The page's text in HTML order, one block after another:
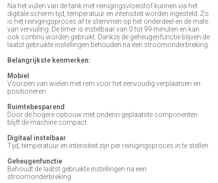
Na het vullen van de tank met reinigingsvloeistof kunnen via het
digitale scherm tijd, temperatuur en intensiteit worden ingesteld. Zo
is het reinigingsproces af te stemmen op het onderdeel en de mate
van vervuiling. De timer is instelbaar van 0 tot 99 minuten en kan
ook continu worden gebruikt. Dankzij de geheugenfunctie blijven de
laatst gebruikte instellingen behouden na een stroomonderbreking.
Belangrijkste kenmerken:
Mobiel
Voorzien van wielen met rem voor het eenvoudig verplaatsen en
positioneren.
Ruimtebesparend
Door de hogere opbouw met onderin geplaatste componenten
blijft de machine compact.
Digitaal instelbaar
Tijd, temperatuur en intensiteit zijn per reinigingsproces in te stellen.
Geheugenfunctie
Behoudt de laatst gebruikte instellingen na een
stroomonderbreking.